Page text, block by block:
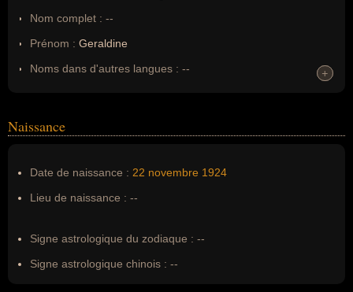
Nom complet : --
Prénom : Geraldine
Noms dans d'autres langues : --
Nom de famille :Page
+
+
Naissance
Date de naissance : 22 novembre 1924
Lieu de naissance : --
Signe astrologique du zodiaque : --
Signe astrologique chinois : --